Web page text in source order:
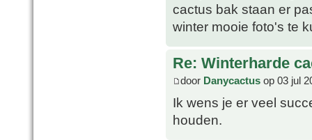
cactus bak staan er
winter mooie foto's te
Re: Winterharde
door Danycactus op 03 jul
Ik wens je er veel
houden.